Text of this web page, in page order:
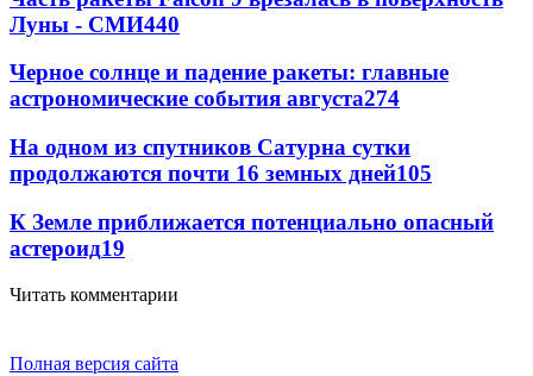
Луны - СМИ440
Черное солнце и падение ракеты: главные
астрономические события августа274
На одном из спутников Сатурна сутки
продолжаются почти 16 земных дней105
К Земле приближается потенциально опасный
астероид19
Читать комментарии
Полная версия сайта